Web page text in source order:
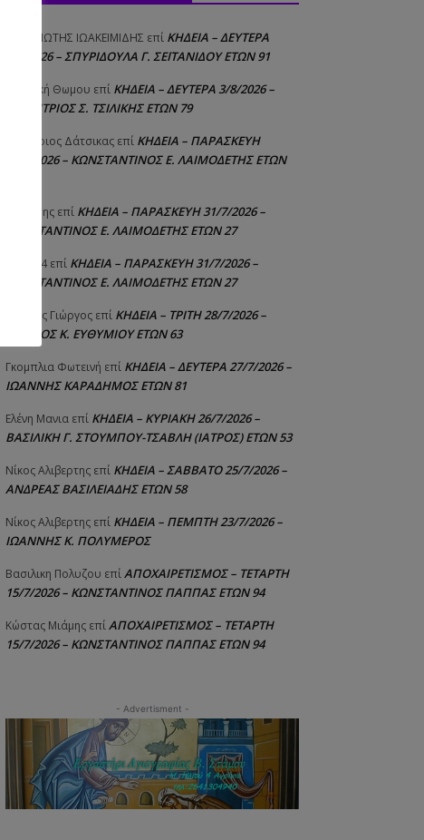
ΠΑΝΑΓΙΩΤΗΣ IΩΑΚΕΙΜΙΔΗΣ επί ΚΗΔΕΙΑ – ΔΕΥΤΕΡΑ
3/8/2026 – ΣΠΥΡΙΔΟΥΛΑ Γ. ΣΕΪΤΑΝΙΔΟΥ ΕΤΩΝ 91
Αγγελική Θωμου επί ΚΗΔΕΙΑ – ΔΕΥΤΕΡΑ 3/8/2026 –
ΔΗΜΗΤΡΙΟΣ Σ. ΤΣΙΛΙΚΗΣ ΕΤΩΝ 79
Δημήτριος Δάτσικας επί ΚΗΔΕΙΑ – ΠΑΡΑΣΚΕΥΗ
31/7/2026 – ΚΩΝΣΤΑΝΤΙΝΟΣ Ε. ΛΑΙΜΟΔΕΤΗΣ ΕΤΩΝ
Λευτέρης επί ΚΗΔΕΙΑ – ΠΑΡΑΣΚΕΥΗ 31/7/2026 –
ΚΩΝΣΤΑΝΤΙΝΟΣ Ε. ΛΑΙΜΟΔΕΤΗΣ ΕΤΩΝ 27
Raniad4 επί ΚΗΔΕΙΑ – ΠΑΡΑΣΚΕΥΗ 31/7/2026 –
ΚΩΝΣΤΑΝΤΙΝΟΣ Ε. ΛΑΙΜΟΔΕΤΗΣ ΕΤΩΝ 27
Σιούτης Γιώργος επί ΚΗΔΕΙΑ – ΤΡΙΤΗ 28/7/2026 –
ΑΓΓΕΛΟΣ Κ. ΕΥΘΥΜΙΟΥ ΕΤΩΝ 63
Γκομπλια Φωτεινή επί ΚΗΔΕΙΑ – ΔΕΥΤΕΡΑ 27/7/2026 –
ΙΩΑΝΝΗΣ ΚΑΡΑΔΗΜΟΣ ΕΤΩΝ 81
Ελένη Μανια επί ΚΗΔΕΙΑ – ΚΥΡΙΑΚΗ 26/7/2026 –
ΒΑΣΙΛΙΚΗ Γ. ΣΤΟΥΜΠΟΥ-ΤΣΑΒΛΗ (ΙΑΤΡΟΣ) ΕΤΩΝ 53
Νίκος Αλιβερτης επί ΚΗΔΕΙΑ – ΣΑΒΒΑΤΟ 25/7/2026 –
ΑΝΔΡΕΑΣ ΒΑΣΙΛΕΙΑΔΗΣ ΕΤΩΝ 58
Νίκος Αλιβερτης επί ΚΗΔΕΙΑ – ΠΕΜΠΤΗ 23/7/2026 –
ΙΩΑΝΝΗΣ Κ. ΠΟΛΥΜΕΡΟΣ
Βασιλικη Πολυζου επίΑΠΟΧΑΙΡΕΤΙΣΜΟΣ – ΤΕΤΑΡΤΗ
15/7/2026 – ΚΩΝΣΤΑΝΤΙΝΟΣ ΠΑΠΠΑΣ ΕΤΩΝ 94
Κώστας Μιάμης επίΑΠΟΧΑΙΡΕΤΙΣΜΟΣ – ΤΕΤΑΡΤΗ
15/7/2026 – ΚΩΝΣΤΑΝΤΙΝΟΣ ΠΑΠΠΑΣ ΕΤΩΝ 94
- Advertisment -